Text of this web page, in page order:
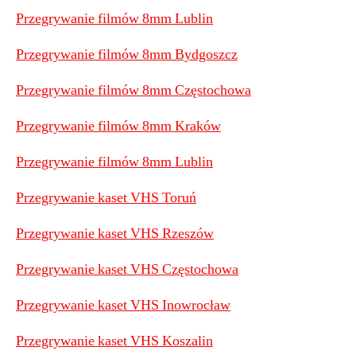
Przegrywanie filmów 8mm Lublin
Przegrywanie filmów 8mm Bydgoszcz
Przegrywanie filmów 8mm Częstochowa
Przegrywanie filmów 8mm Kraków
Przegrywanie filmów 8mm Lublin
Przegrywanie kaset VHS Toruń
Przegrywanie kaset VHS Rzeszów
Przegrywanie kaset VHS Częstochowa
Przegrywanie kaset VHS Inowrocław
Przegrywanie kaset VHS Koszalin